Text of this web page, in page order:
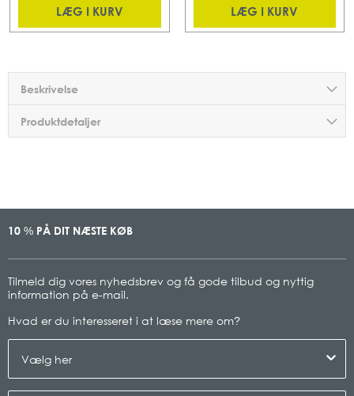
LÆG I KURV LÆG I KURV
Beskrivelse
Produktdetaljer
10 % PÅ DIT NÆSTE KØB
Tilmeld dig vores nyhedsbrev og få gode tilbud og nyttig
information på e-mail.
Hvad er du interesseret i at læse mere om?